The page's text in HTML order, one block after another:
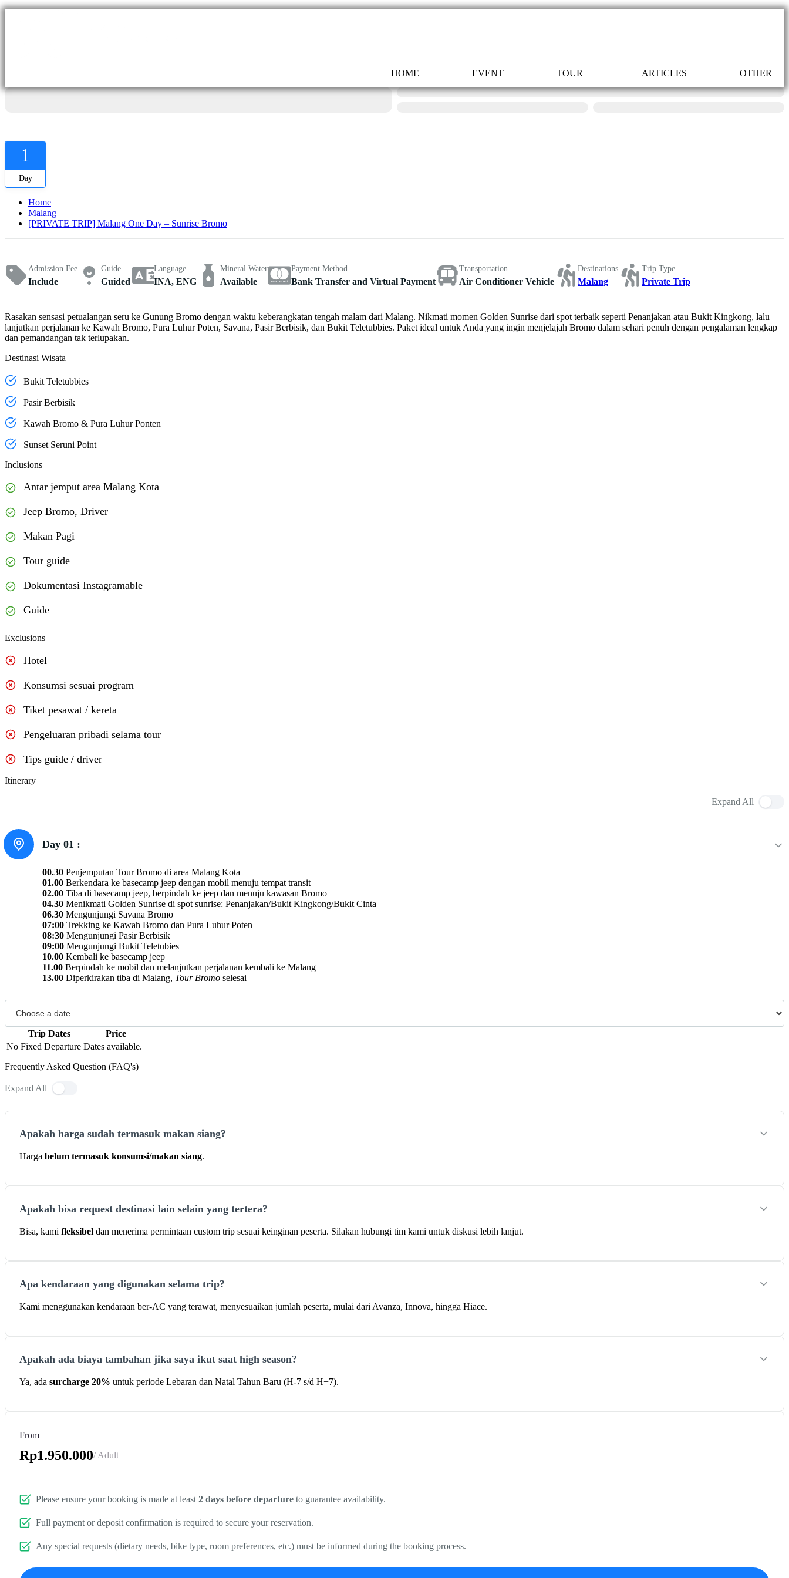
HOME EVENT TOUR ARTICLES OTHER
1
Day
Home
Malang
[PRIVATE TRIP] Malang One Day – Sunrise Bromo
Admission Fee
Include
Guide
Guided
Language
INA, ENG
Mineral Water
Available
Payment Method
Bank Transfer and Virtual Payment
Transportation
Air Conditioner Vehicle
Destinations
Malang
Trip Type
Private Trip
Rasakan sensasi petualangan seru ke Gunung Bromo dengan waktu keberangkatan tengah malam dari Malang. Nikmati momen Golden Sunrise dari spot terbaik seperti Penanjakan atau Bukit Kingkong, lalu
lanjutkan perjalanan ke Kawah Bromo, Pura Luhur Poten, Savana, Pasir Berbisik, dan Bukit Teletubbies. Paket ideal untuk Anda yang ingin menjelajah Bromo dalam sehari penuh dengan pengalaman lengkap
dan pemandangan tak terlupakan.
Destinasi Wisata
Bukit Teletubbies
Pasir Berbisik
Kawah Bromo & Pura Luhur Ponten
Sunset Seruni Point
Inclusions
Antar jemput area Malang Kota
Jeep Bromo, Driver
Makan Pagi
Tour guide
Dokumentasi Instagramable
Guide
Exclusions
Hotel
Konsumsi sesuai program
Tiket pesawat / kereta
Pengeluaran pribadi selama tour
Tips guide / driver
Itinerary
Expand All
Day 01 :
00.30 Penjemputan Tour Bromo di area Malang Kota
01.00 Berkendara ke basecamp jeep dengan mobil menuju tempat transit
02.00 Tiba di basecamp jeep, berpindah ke jeep dan menuju kawasan Bromo
04.30 Menikmati Golden Sunrise di spot sunrise: Penanjakan/Bukit Kingkong/Bukit Cinta
06.30 Mengunjungi Savana Bromo
07:00 Trekking ke Kawah Bromo dan Pura Luhur Poten
08:30 Mengunjungi Pasir Berbisik
09:00 Mengunjungi Bukit Teletubies
10.00 Kembali ke basecamp jeep
11.00 Berpindah ke mobil dan melanjutkan perjalanan kembali ke Malang
13.00 Diperkirakan tiba di Malang, Tour Bromo selesai
Trip Dates
Price
No Fixed Departure Dates available.
Frequently Asked Question (FAQ's)
Expand All
Apakah harga sudah termasuk makan siang?
Harga belum termasuk konsumsi/makan siang.
Apakah bisa request destinasi lain selain yang tertera?
Bisa, kami fleksibel dan menerima permintaan custom trip sesuai keinginan peserta. Silakan hubungi tim kami untuk diskusi lebih lanjut.
Apa kendaraan yang digunakan selama trip?
Kami menggunakan kendaraan ber-AC yang terawat, menyesuaikan jumlah peserta, mulai dari Avanza, Innova, hingga Hiace.
Apakah ada biaya tambahan jika saya ikut saat high season?
Ya, ada surcharge 20% untuk periode Lebaran dan Natal Tahun Baru (H-7 s/d H+7).
From
Rp1.950.000/ Adult
Please ensure your booking is made at least 2 days before departure to guarantee availability.
Full payment or deposit confirmation is required to secure your reservation.
Any special requests (dietary needs, bike type, room preferences, etc.) must be informed during the booking process.